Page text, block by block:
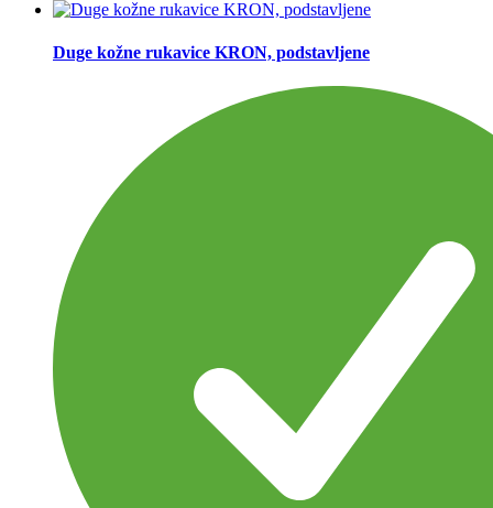
Duge kožne rukavice KRON, podstavljene